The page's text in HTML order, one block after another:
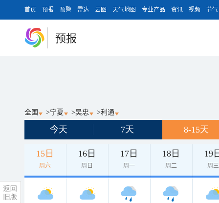
首页 预报 预警 雷达 云图 天气地图 专业产品 资讯 视频 节气
预报
全国 >宁夏 >吴忠 >利通
今天 7天 8-15天
15日
周六
16日
周日
17日
周一
18日
周二
19
周三